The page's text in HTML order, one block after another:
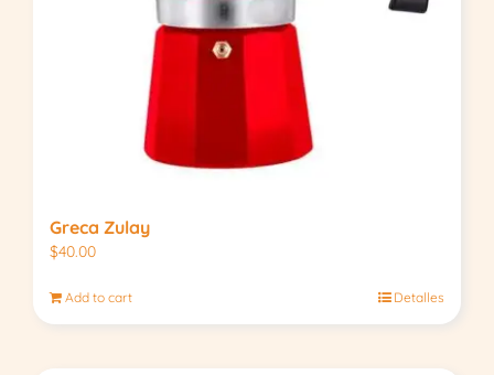
Greca Zulay
$40.00
Add to cart Detalles